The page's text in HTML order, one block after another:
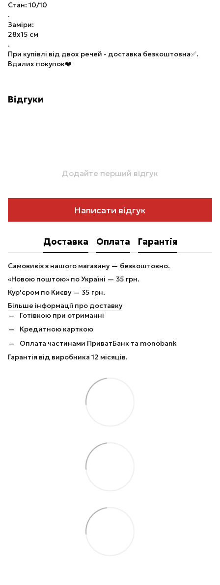
Стан: 10/10
.
Заміри:
28x15 см
.
При купівлі від двох речей - доставка безкоштовна✅.
Вдалих покупок❤️
Відгуки
Додайте перший відгук
Написати відгук
Доставка Оплата Гарантія
Самовивіз з нашого магазину — безкоштовно.
«Новою поштою» по Україні — 35 грн.
Кур'єром по Києву — 35 грн.
Більше інформації про доставку
Готівкою при отриманні
Кредитною карткою
Оплата частинами ПриватБанк та monobank
Гарантія від виробника 12 місяців.